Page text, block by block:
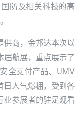
防及相关科技的高
供商，金邦达本次以
届航展，重点展示了
全支付产品、UMV
人气爆棚， 受到各
业参展者的驻足观看